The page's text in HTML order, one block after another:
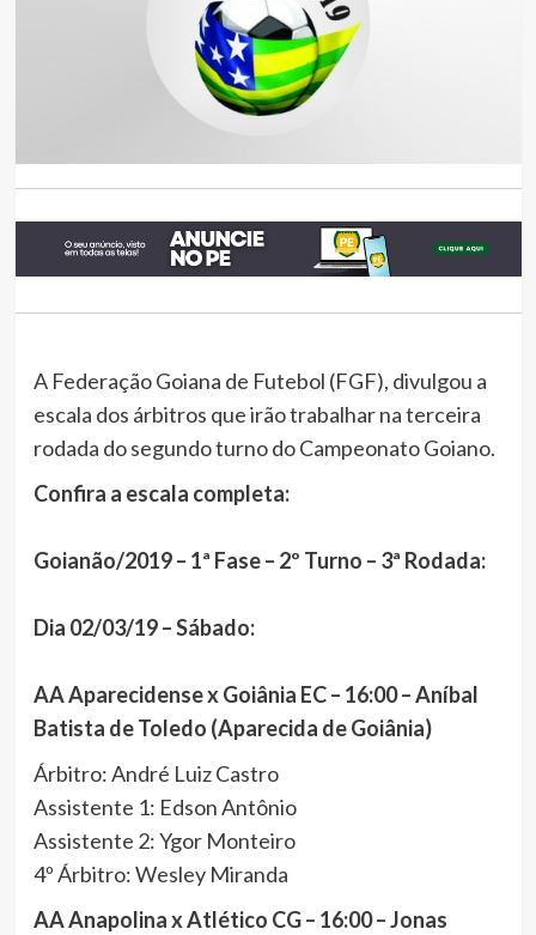
A Federação Goiana de Futebol (FGF), divulgou a
escala dos árbitros que irão trabalhar na terceira
rodada do segundo turno do Campeonato Goiano.
Confira a escala completa:
Goianão/2019 – 1ª Fase – 2º Turno – 3ª Rodada:
Dia 02/03/19 – Sábado:
AA Aparecidense x Goiânia EC – 16:00 – Aníbal
Batista de Toledo (Aparecida de Goiânia)
Árbitro: André Luiz Castro
Assistente 1: Edson Antônio
Assistente 2: Ygor Monteiro
4º Árbitro: Wesley Miranda
AA Anapolina x Atlético CG – 16:00 – Jonas